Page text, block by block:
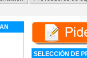
SELECCIÓN DE